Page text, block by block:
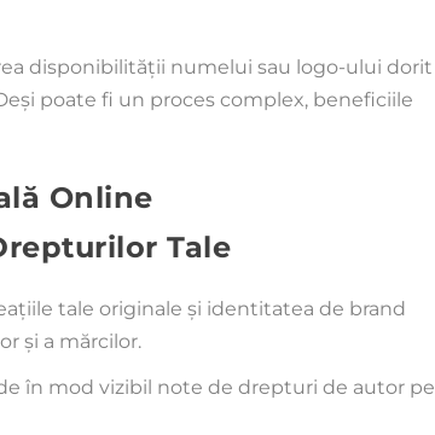
disponibilității numelui sau logo-ului dorit
poate fi un proces complex, beneficiile
Online
Tale
tale originale și identitatea de brand
și a mărcilor.
în mod vizibil note de drepturi de autor pe